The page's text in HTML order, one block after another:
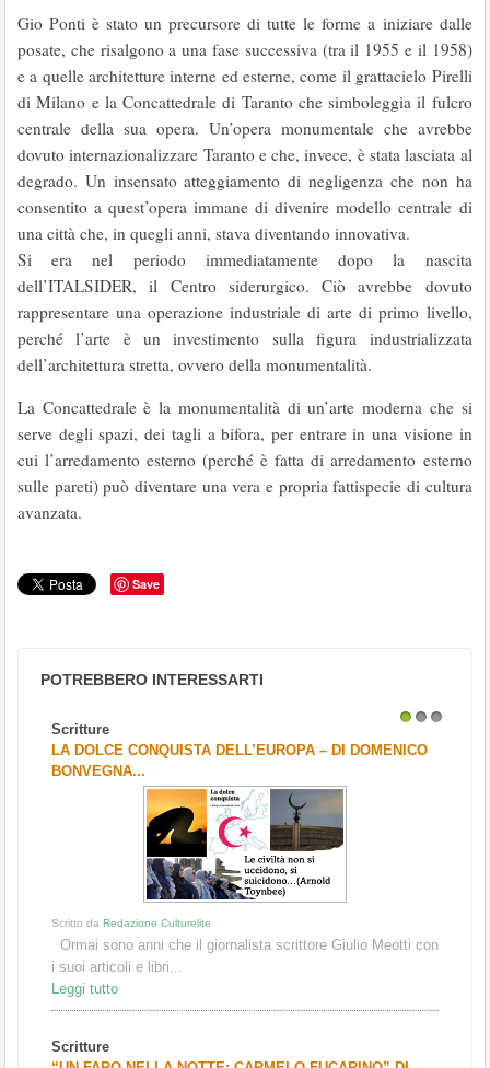
Gio Ponti è stato un precursore di tutte le forme a iniziare dalle
posate, che risalgono a una fase successiva (tra il 1955 e il 1958)
e a quelle architetture interne ed esterne, come il grattacielo Pirelli
di Milano e la Concattedrale di Taranto che simboleggia il fulcro
centrale della sua opera. Un’opera monumentale che avrebbe
dovuto internazionalizzare Taranto e che, invece, è stata lasciata al
degrado. Un insensato atteggiamento di negligenza che non ha
consentito a quest’opera immane di divenire modello centrale di
una città che, in quegli anni, stava diventando innovativa.
Si era nel periodo immediatamente dopo la nascita
dell’ITALSIDER, il Centro siderurgico. Ciò avrebbe dovuto
rappresentare una operazione industriale di arte di primo livello,
perché l’arte è un investimento sulla figura industrializzata
dell’architettura stretta, ovvero della monumentalità.
La Concattedrale è la monumentalità di un’arte moderna che si
serve degli spazi, dei tagli a bifora, per entrare in una visione in
cui l’arredamento esterno (perché è fatta di arredamento esterno
sulle pareti) può diventare una vera e propria fattispecie di cultura
avanzata.
Save
POTREBBERO INTERESSARTI
Scritture
LA DOLCE CONQUISTA DELL’EUROPA – DI DOMENICO
BONVEGNA...
Scritto da Redazione Culturelite
Ormai sono anni che il giornalista scrittore Giulio Meotti con
i suoi articoli e libri...
Leggi tutto
Scritture